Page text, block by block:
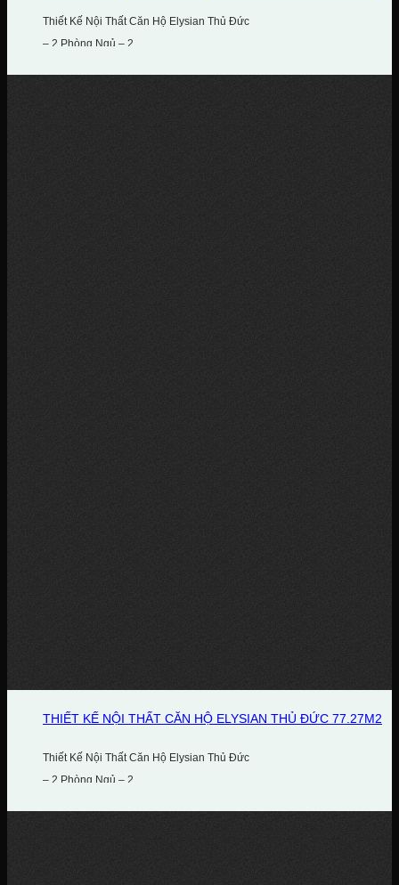
Thiết Kế Nội Thất Căn Hộ Elysian Thủ Đức
– 2 Phòng Ngủ – 2...
THIẾT KẾ NỘI THẤT CĂN HỘ ELYSIAN THỦ ĐỨC 77.27M2
Thiết Kế Nội Thất Căn Hộ Elysian Thủ Đức
– 2 Phòng Ngủ – 2...